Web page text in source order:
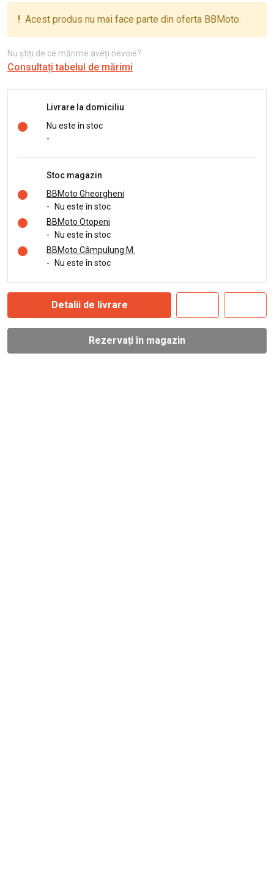
! Acest produs nu mai face parte din oferta BBMoto.
Nu știți de ce mărime aveți nevoie?
Consultați tabelul de mărimi
Livrare la domiciliu
Nu este în stoc
-
Stoc magazin
BBMoto Gheorgheni
-
Nu este în stoc
BBMoto Otopeni
-
Nu este în stoc
BBMoto Câmpulung M.
-
Nu este în stoc
Detalii de livrare
Rezervați în magazin